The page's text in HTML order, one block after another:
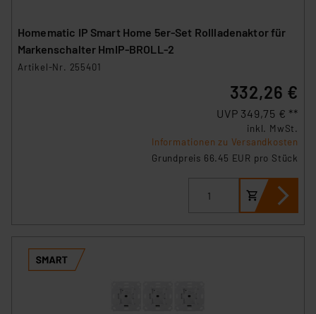
Homematic IP Smart Home 5er-Set Rollladenaktor für
Markenschalter HmIP-BROLL-2
Artikel-Nr. 255401
332,26 €
UVP 349,75 € **
inkl. MwSt.
Informationen zu Versandkosten
Grundpreis 66.45 EUR pro Stück